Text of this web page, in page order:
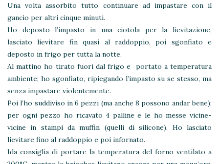
Una volta assorbito tutto continuare ad impastare con il
gancio per altri cinque minuti.
Ho deposto l’impasto in una ciotola per la lievitazione,
lasciato lievitare fin quasi al raddoppio, poi sgonfiato e
deposto in frigo per tutta la notte.
Al mattino ho tirato fuori dal frigo e portato a temperatura
ambiente; ho sgonfiato, ripiegando l’impasto su se stesso, ma
senza impastare violentemente.
Poi l’ho suddiviso in 6 pezzi (ma anche 8 possono andar bene);
per ogni pezzo ho ricavato 4 palline e le ho messe vicine-
vicine in stampi da muffin (quelli di silicone). Ho lasciato
lievitare fino al raddoppio e poi infornato.
Ida consiglia di portare la temperatura del forno ventilato a